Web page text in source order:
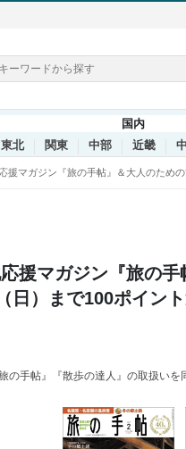
国内
東北 関東 中部 近畿
援マガジン『旅の手帖』＆大人のため
援マガジン『旅の
日）まで100ポイント
手帖』『散歩の達人』の取扱いを